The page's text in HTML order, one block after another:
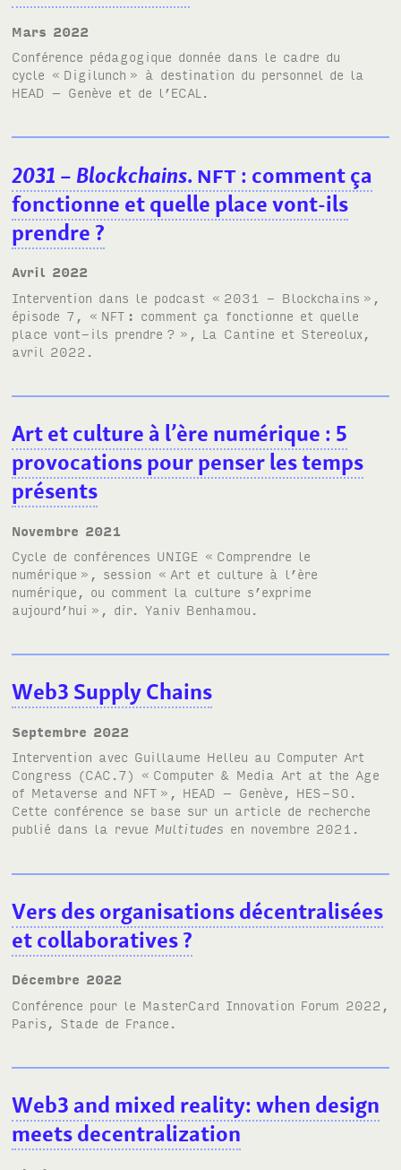
mars 2022
Conférence pédagogique donnée dans le cadre du
cycle « Digilunch » à destination du personnel de la
HEAD – Genève et de l’ECAL .
2031 – Blockchains. NFT: comment ça
fonctionne et quelle place vont-ils
prendre ?
avril 2022
Intervention dans le podcast « 2031 - Blockchains »
épisode 7, « NFT : comment ça fonctionne et quelle
place vont-ils prendre ? », La Cantine et Stereolux,
avril 2022.
Art et culture à l’ère numérique : 5
provocations pour penser les temps
présents
novembre 2021
Cycle de conférences UNIGE « Comprendre le
numérique », session « Art et culture à l’ère
numérique, ou comment la culture s’exprime
aujourd’hui », dir. Yaniv Benhamou.
Web3 Supply Chains
septembre 2022
Intervention avec Guillaume Helleu au Computer Art
Congress (CAC.7) « Computer & Media Art at the Age
of Metaverse and NFT », HEAD – Genève, HES-SO .
Cette conférence se base sur un article de recherche
publié dans la revue Multitudes en novembre 2021.
Vers des organisations décentralisées
et collaboratives?
décembre 2022
Conférence pour le MasterCard Innovation Forum 2022
Paris, Stade de France.
Web3 and mixed reality: when design
meets decentralization